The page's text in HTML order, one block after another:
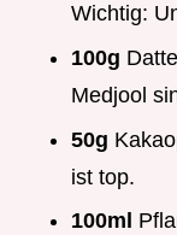
Wichtig:
100g
Medjool
50g
ist top.
100ml